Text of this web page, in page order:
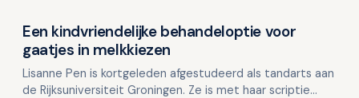
Kinderen en mondgezondheid
Een kindvriendelijke behandeloptie voor
gaatjes in melkkiezen
Lisanne Pen is kortgeleden afgestudeerd als tandarts aan
de Rijksuniversiteit Groningen. Ze is met haar scriptie